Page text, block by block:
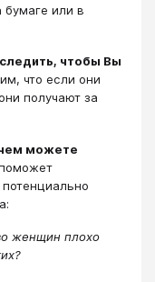
бумаге или в
чтобы Вы
что если они
получают за
можете
женщин плохо